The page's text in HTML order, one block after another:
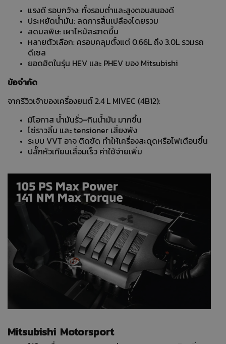
แรงดี รอบกว้าง: ทั้งรอบต่ำและสูงตอบสนองดี
ประหยัดน้ำมัน: ลดการสิ้นเปลืองโดยรวม
ลดมลพิษ: เผาไหม้สะอาดขึ้น
หลายตัวเลือก: ครอบคลุมตั้งแต่ 0.66L ถึง 3.0L รวมรถ
ดีเซล
ยอดฮิตในรุ่น HEV และ PHEV ของ Mitsubishi
ข้อจำกัด
จากรีวิวเจ้าของเครื่องยนต์ 2.4 L MIVEC (4B12):
มีโอกาส น้ำมันรั่ว–กินน้ำมัน มากขึ้น
โซ่ราวลิ้น และ tensioner เสี่ยงพัง
ระบบ VVT อาจ ติดขัด ทำให้เครื่องสะดุดหรือไฟเตือนขึ้น
ปลั๊กหัวเทียนเสื่อมเร็ว ค่าใช้จ่ายเพิ่ม
Mitsubishi Motorsport